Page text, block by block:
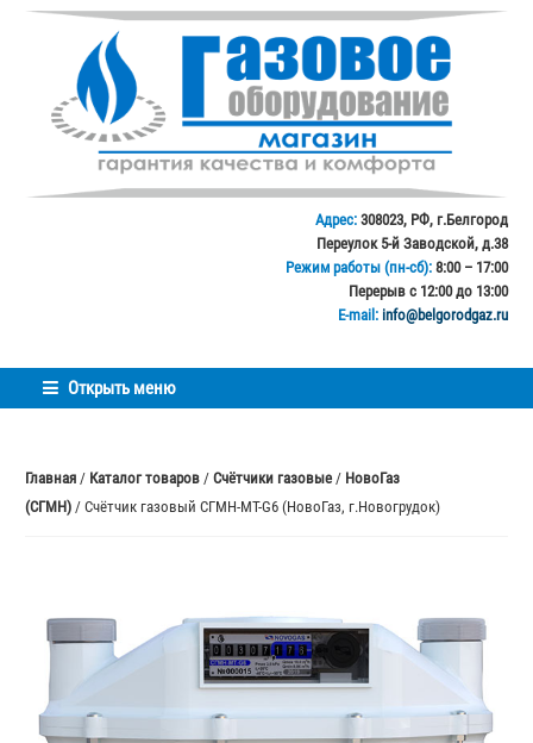
Перейти
навигации
Перейти
содержимому
Адрес:308023, РФ, г.Белгород
Переулок 5-й Заводской, д.38
Режим работы (пн-сб):8:00 – 17:00
Перерыв с 12:00 до 13:00
E-mail: info@belgorodgaz.ru
Открыть меню
Главная/ Каталог товаров/ Счётчики газовые/ НовоГаз
(СГМН)/ Счётчик газовый СГМН-МТ-G6 (НовоГаз, г.Новогрудок)